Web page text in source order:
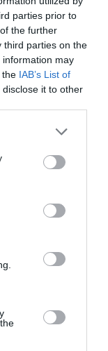
parties prior to
the further
third parties on the
information may
the IAB’s List of
it to other
RÉPONDRE
2026 - 12 h 57 min
ferions
et européens
min
et les
notre
ausun